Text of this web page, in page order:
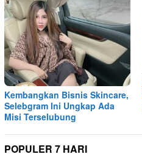
Kembangkan Bisnis Skincare,
Selebgram Ini Ungkap Ada
Misi Terselubung
POPULER 7 HARI